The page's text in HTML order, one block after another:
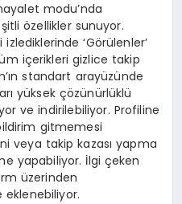
modu’nda
özellikler sunuyor.
izlediklerinde ‘Görülenler’
içerikleri gizlice takip
standart arayüzünde
yüksek çözünürlüklü
ve indirilebiliyor. Profiline
gitmemesi
veya takip kazası yapma
yapabiliyor. İlgi çeken
üzerinden